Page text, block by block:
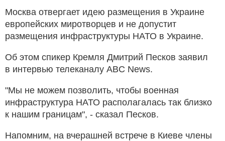
Москва отвергает идею размещения в Украине
европейских миротворцев и не допустит
размещения инфраструктуры НАТО в Украине.
Об этом спикер Кремля Дмитрий Песков заявил
в интервью телеканалу ABC News.
"Мы не можем позволить, чтобы военная
инфраструктура НАТО располагалась так близко
к нашим границам", - сказал Песков.
Напомним, на вчерашней встрече в Киеве члены